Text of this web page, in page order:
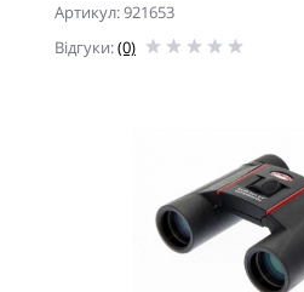
Артикул: 921653
Відгуки:(0)